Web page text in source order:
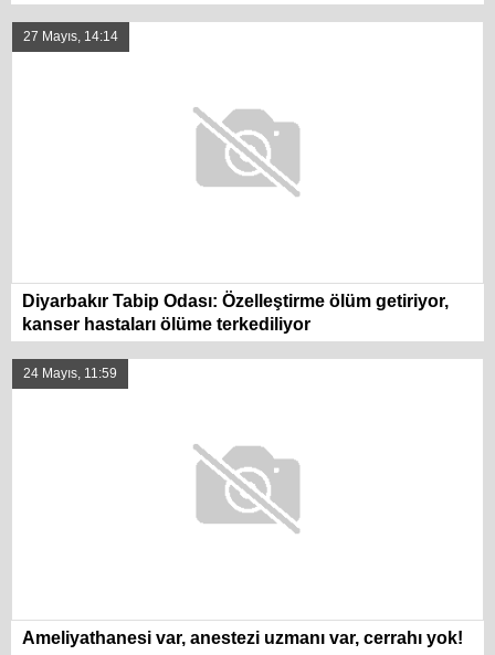
27 Mayıs, 14:14
Diyarbakır Tabip Odası: Özelleştirme ölüm getiriyor,
kanser hastaları ölüme terkediliyor
24 Mayıs, 11:59
Ameliyathanesi var, anestezi uzmanı var, cerrahı yok!